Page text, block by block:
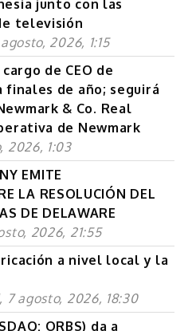
junto con las
televisión
2026, 1:15
de CEO de
finales de año; seguirá
& Co. Real
de Newmark
2026, 1:03
EMITE
LA RESOLUCIÓN DEL
DE DELAWARE
2026, 21:55
a nivel local y la
7 agosto, 2026, 18:30
ORBS) da a